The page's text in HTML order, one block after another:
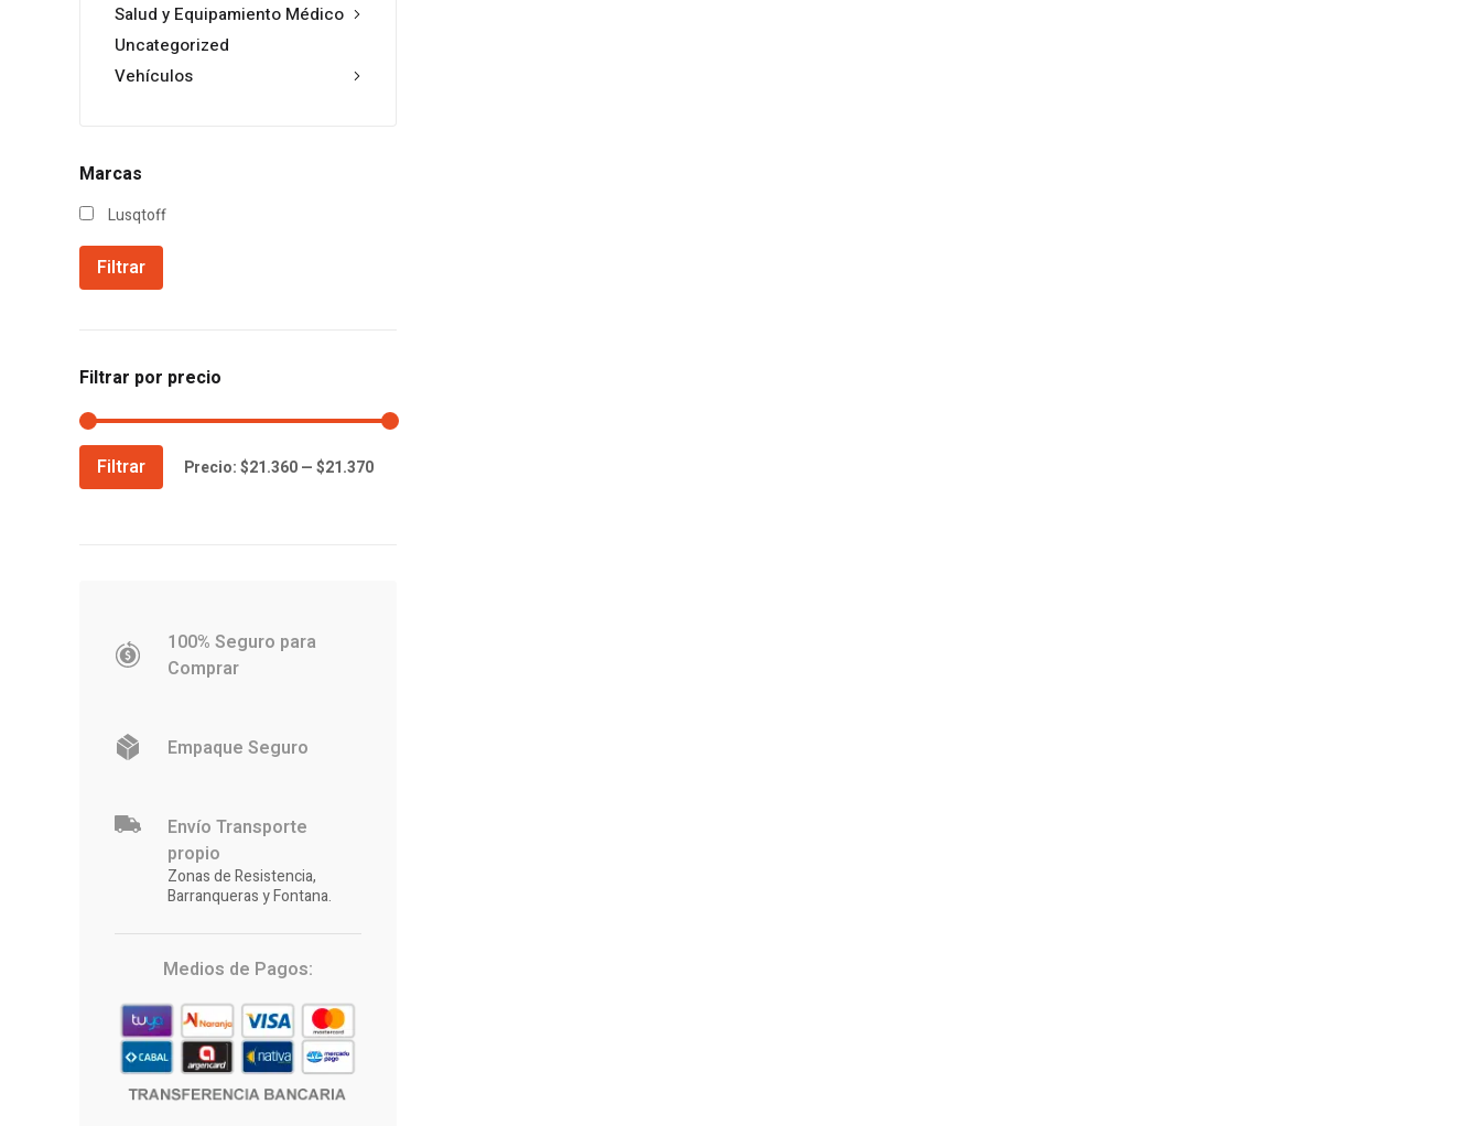
Salud y Equipamiento Médico
Uncategorized
Vehículos
Marcas
Lusqtoff
Filtrar
Filtrar por precio
Precio
mínimo
Precio
máximo
Filtrar Precio:$21.360—$21.370
100% Seguro para
Comprar
Empaque Seguro
Envío Transporte
propio
Zonas de Resistencia,
Barranqueras y Fontana.
Medios de Pagos: